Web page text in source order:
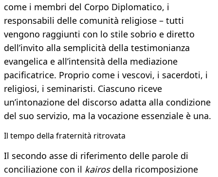
come i membri del Corpo Diplomatico, i
responsabili delle comunità religiose – tutti
vengono raggiunti con lo stile sobrio e diretto
dell’invito alla semplicità della testimonianza
evangelica e all’intensità della mediazione
pacificatrice. Proprio come i vescovi, i sacerdoti, i
religiosi, i seminaristi. Ciascuno riceve
un’intonazione del discorso adatta alla condizione
del suo servizio, ma la vocazione essenziale è una.
Il tempo della fraternità ritrovata
Il secondo asse di riferimento delle parole di
conciliazione con il kairosdella ricomposizione